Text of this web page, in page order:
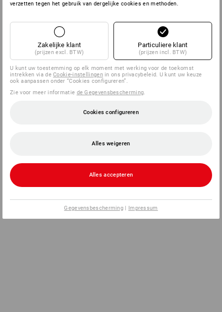
verzetten tegen het gebruik van dergelijke cookies en methoden.
Zakelijke klant
(prijzen excl. BTW)
Particuliere klant
(prijzen incl. BTW)
U kunt uw toestemming op elk moment met werking voor de toekomst
intrekken via deCookie-instellingenin ons privacybeleid. U kunt uw keuze
ook aanpassen onder “Cookies configureren”.
Zie voor meer informatie de Gegevensbescherming
Cookies configureren
Alles weigeren
Alles accepteren
Gegevensbescherming | Impressum